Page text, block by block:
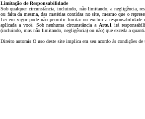
Limitação de Responsabilidade
Sob qualquer circunstância, incluindo, não limitando, a negligência,
ou falta da mesma, das matérias contidas no site, mesmo que o
Lei em vigor pode não permitir limitar ou excluir a responsabilidade
aplicada a você. Sob nenhuma circunstância a Arte.1 irá
(incluindo, mas não limitando, negligência) ou não) que exceda a
Direito autorais O uso deste site implica em seu acordo às condições de